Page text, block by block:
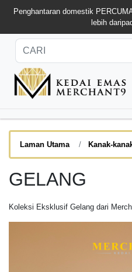
Penghantaran domestik
lebih
Laman Utama Kanak-
GELANG
Koleksi Eksklusif Gelang dari